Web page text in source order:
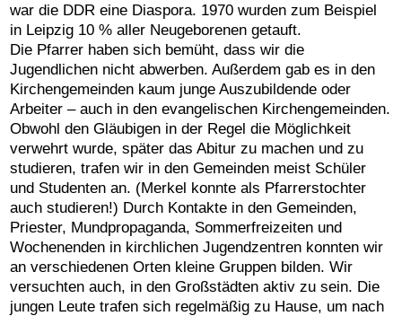
war die DDR eine Diaspora. 1970 wurden zum Beispiel
in Leipzig 10 % aller Neugeborenen getauft.
Die Pfarrer haben sich bemüht, dass wir die
Jugendlichen nicht abwerben. Außerdem gab es in den
Kirchengemeinden kaum junge Auszubildende oder
Arbeiter – auch in den evangelischen Kirchengemeinden.
Obwohl den Gläubigen in der Regel die Möglichkeit
verwehrt wurde, später das Abitur zu machen und zu
studieren, trafen wir in den Gemeinden meist Schüler
und Studenten an. (Merkel konnte als Pfarrerstochter
auch studieren!) Durch Kontakte in den Gemeinden,
Priester, Mundpropaganda, Sommerfreizeiten und
Wochenenden in kirchlichen Jugendzentren konnten wir
an verschiedenen Orten kleine Gruppen bilden. Wir
versuchten auch, in den Großstädten aktiv zu sein. Die
jungen Leute trafen sich regelmäßig zu Hause, um nach